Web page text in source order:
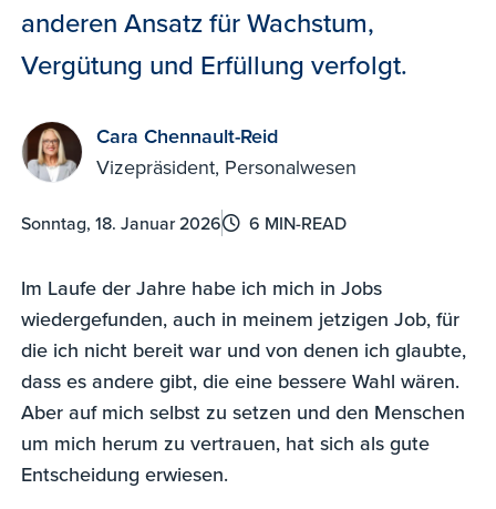
anderen Ansatz für Wachstum,
Vergütung und Erfüllung verfolgt.
Cara Chennault-Reid
Vizepräsident, Personalwesen
Sonntag, 18. Januar 2026 6 MIN-READ
Im Laufe der Jahre habe ich mich in Jobs
wiedergefunden, auch in meinem jetzigen Job, für
die ich nicht bereit war und von denen ich glaubte,
dass es andere gibt, die eine bessere Wahl wären.
Aber auf mich selbst zu setzen und den Menschen
um mich herum zu vertrauen, hat sich als gute
Entscheidung erwiesen.